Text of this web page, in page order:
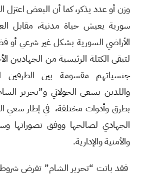
وزن أو عدد يذكر، كما أن البعض اعتزل
سورية يعيش حياة مدنية، مقابل
الأراضي السورية بشكل غير شرعي أو
لتبقى الكتلة الرئيسية من الجهاديين
جنسياتهم مقسومة بين الطرفين
واللذين يسعى الجولاني و”تحرير
بطرق وأدوات مختلفة، في إطار سعي
الجهادي لصالحها ووفق تصوراتها
والأمنية والإدارية.
فقد باتت “تحرير الشام” تفرض